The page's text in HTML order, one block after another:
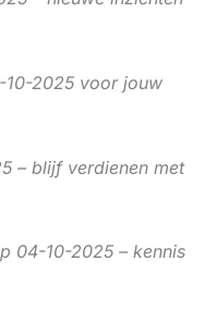
2025 voor jouw
– blijf verdienen met
04-10-2025 – kennis